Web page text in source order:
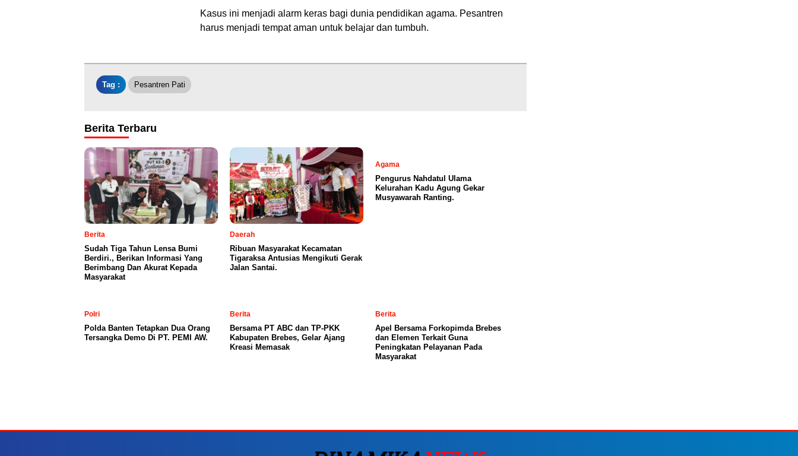
Kasus ini menjadi alarm keras bagi dunia pendidikan agama. Pesantren
harus menjadi tempat aman untuk belajar dan tumbuh.
Tag : Pesantren Pati
Berita Terbaru
Berita
Sudah Tiga Tahun Lensa Bumi
Berdiri., Berikan Informasi Yang
Berimbang Dan Akurat Kepada
Masyarakat
Daerah
Ribuan Masyarakat Kecamatan
Tigaraksa Antusias Mengikuti Gerak
Jalan Santai.
Agama
Pengurus Nahdatul Ulama
Kelurahan Kadu Agung Gekar
Musyawarah Ranting.
Polri
Polda Banten Tetapkan Dua Orang
Tersangka Demo Di PT. PEMI AW.
Berita
Bersama PT ABC dan TP-PKK
Kabupaten Brebes, Gelar Ajang
Kreasi Memasak
Berita
Apel Bersama Forkopimda Brebes
dan Elemen Terkait Guna
Peningkatan Pelayanan Pada
Masyarakat